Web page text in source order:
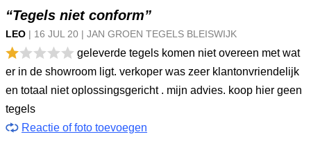
“Tegels niet conform”
LEO | 16 JUL 20 | JAN GROEN TEGELS BLEISWIJK
geleverde tegels komen niet overeen met wat
er in de showroom ligt. verkoper was zeer klantonvriendelijk
en totaal niet oplossingsgericht . mijn advies. koop hier geen
tegels
Reactie of foto toevoegen